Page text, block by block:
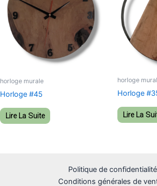
horloge murale
Horloge #45
Lire La Suite
horloge
Horloge
Lire La
Politique de confidentialité
Conditions générales de